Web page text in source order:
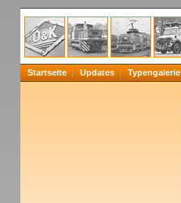
Startseite Updates Typengalerie